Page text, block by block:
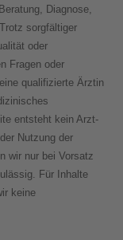
Diagnose,
sorgfältiger
oder
Fragen oder
qualifizierte Ärztin
entsteht kein Arzt-
Nutzung der
wir nur bei Vorsatz
Für Inhalte
keine